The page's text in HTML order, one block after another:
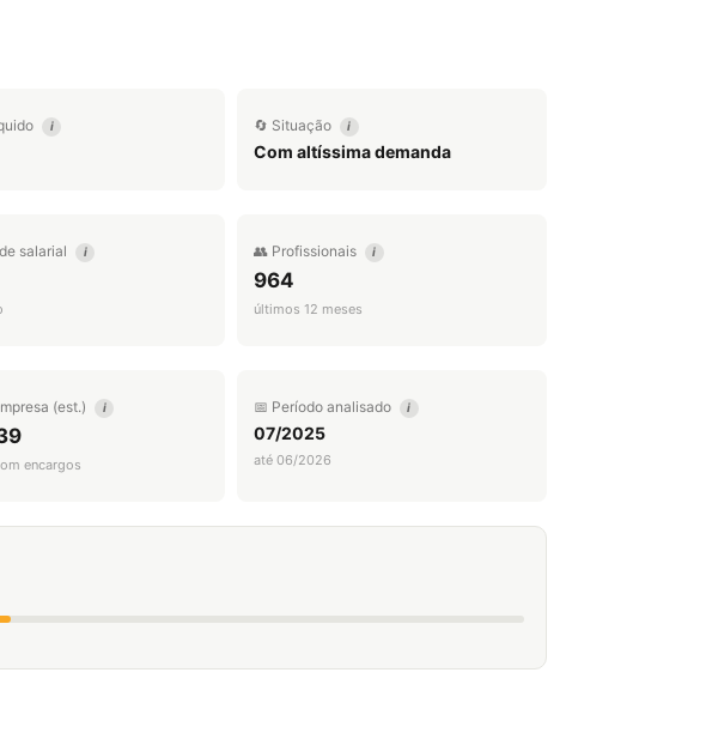
i 🔄 Situação i
Com altíssima demanda
salarial i 👥 Profissionais i
964
últimos 12 meses
(est.) i
encargos
📅 Período analisado i
07/2025
até 06/2026